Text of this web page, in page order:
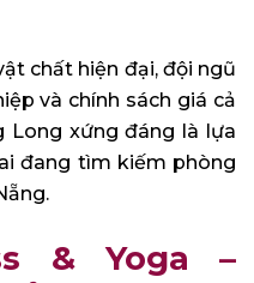
chất hiện đại, đội ngũ
và chính sách giá cả
Long xứng đáng là lựa
đang tìm kiếm phòng
& Yoga –